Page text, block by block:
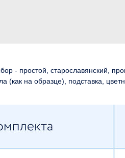
- простой, старославянский,
(как на образце), подставка,